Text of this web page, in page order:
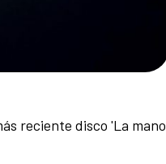
reciente disco 'La mano